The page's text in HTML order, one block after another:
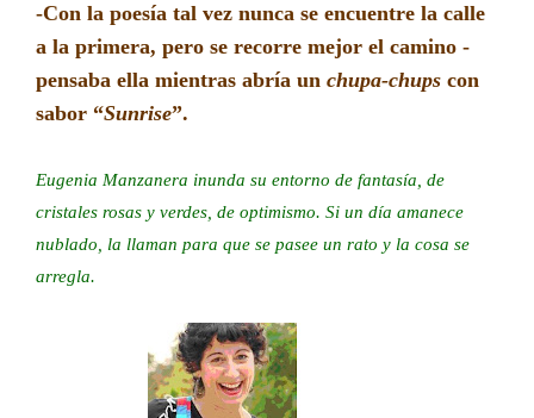
-Con la poesía tal vez nunca se encuentre la calle
a la primera, pero se recorre mejor el camino -
pensaba ella mientras abría un chupa-chups con
sabor “Sunrise”.
Eugenia Manzanera inunda su entorno de fantasía, de
cristales rosas y verdes, de optimismo. Si un día amanece
nublado, la llaman para que se pasee un rato y la cosa se
arregla.